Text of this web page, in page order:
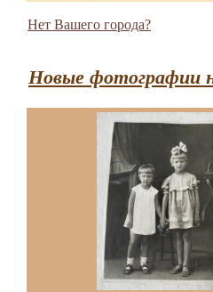
Нет Вашего города?
Новые фотографии